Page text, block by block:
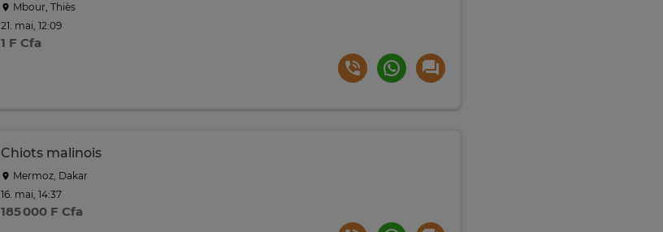
Mbour, Thiès
21. mai, 12:09
1 F Cfa
Chiots malinois
Mermoz, Dakar
16. mai, 14:37
185 000 F Cfa